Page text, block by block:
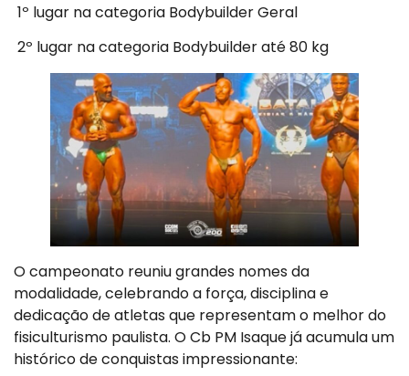
1º lugar na categoria Bodybuilder Geral
2º lugar na categoria Bodybuilder até 80 kg
O campeonato reuniu grandes nomes da
modalidade, celebrando a força, disciplina e
dedicação de atletas que representam o melhor do
fisiculturismo paulista. O Cb PM Isaque já acumula um
histórico de conquistas impressionante: